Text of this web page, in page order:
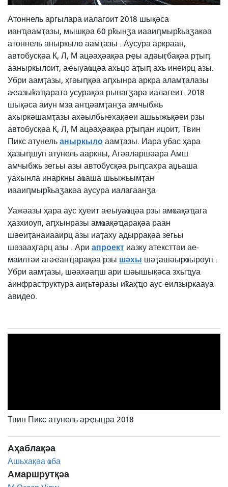
Атоннель аргылара иалагоит 2018 шықәса
ианҵәамҭазы, мышқәа 60 рҟынӡа иааиԥмырҟьаӡакәа
атоннель аныркыло аамҭазы . Аусура аркраан,
автобусқәа К, Л, М ацәаҳәақәа рҿы адәыӷбақәа рҭыԥ
ааныркылоит, аҽыуаҩцәа ахьцо аҭыԥ ахь инеирц азы.
Убри аамҭазы, ҳгәыԥқәа аԥхынра аркра аламҭалазы
аҽазыҟаҵаратә усурақәа рынагӡара иалагеит. 2018
шықәса аиун мза анҵәамҭанӡа амчыбжь
ахыркәшамҭазы ахәылбыҽхақәеи ашьыжьқәеи рзы
автобусқәа К, Л, М ацәаҳәақәа рҭыԥан ицоит, Твин
Пикс атунель аныркыло аамҭазы. Иара убас ҳара
ҳазыԥшуп атунель ааркны, Агәаларшәара Амш
амчыбжь зегьы азы автобусқәа рыԥсахра аџьаша
уахынла инаркны аҩаша шьыжьымҭан
иааиԥмырҟьаӡакәа аусура иалагаанӡа
Уажәазы ​​ҳара аус ҳуеит аҽыуаҩцәа рзы амҩақәҵага
ҳазхиоуп, аԥхынразы амҩақәҵарақәа раан
шәеиҭанаиааирц азы иаҭаху адыррақәа зегьы
шәзааҳгарц азы . Ари апроект иазку атексттәи ае-
маилтәи агәҽанҵарақәа рзы шәхы шәҭашәырҩыроуп .
Убри аамҭазы, шәахәаԥш ари шәышықәса зхыҵуа
аинфраструктура аиӷьтәразы иҟаҳҵо аус еилзыркаауа
авидео.
Твин Пикс атунель арҿыцра 2018
Аҳаблақәа
Ашьхақәа ҩба
Амаршрутқәа